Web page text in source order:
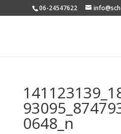
06-24547622
0648_n